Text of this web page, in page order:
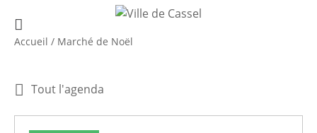
Accueil / Marché de Noël
Tout l'agenda